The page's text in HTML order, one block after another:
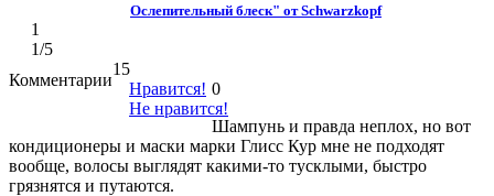
Ослепительный блеск" от Schwarzkopf
1
1/5
Комментарии
15
Нравится!
Не нравится!
0
Шампунь и правда неплох, но вот
кондиционеры и маски марки Глисс Кур мне не подходят
вообще, волосы выглядят какими-то тусклыми, быстро
грязнятся и путаются.